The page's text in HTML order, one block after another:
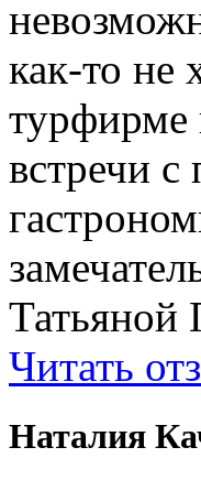
как-то не
турфирме
встречи с
Татьяной
Читать
Наталия